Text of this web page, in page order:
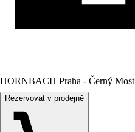
HORNBACH Praha - Černý Most
Rezervovat v prodejně